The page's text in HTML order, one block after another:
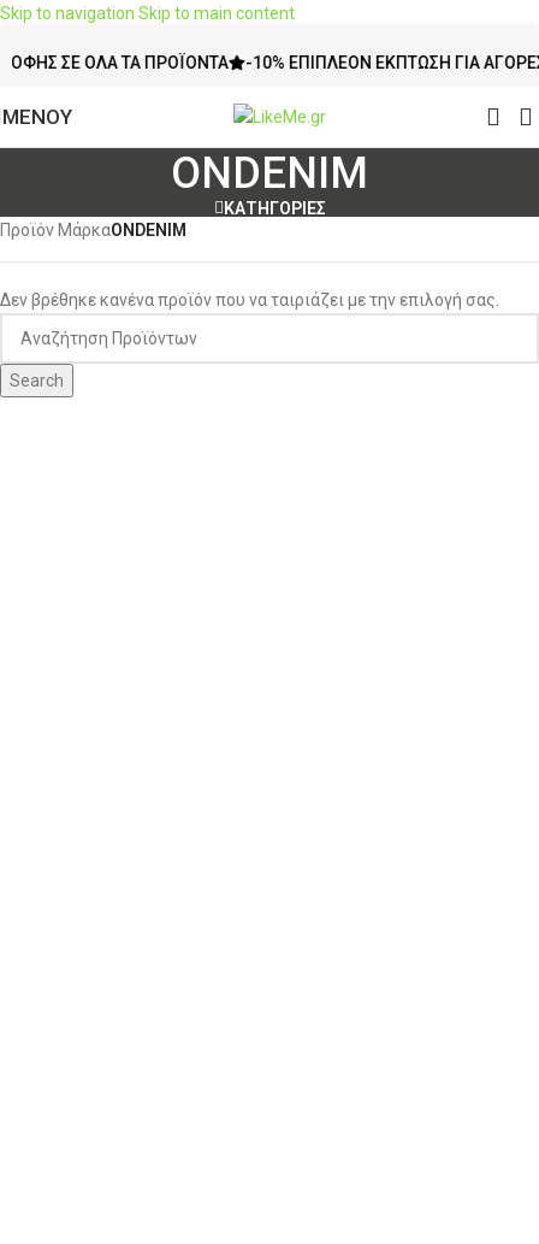
Skip to navigation Skip to main content
ΣΕ ΌΛΑ ΤΑ ΠΡΟΪΌΝΤΑ -10% ΕΠΙΠΛΈΟΝ ΈΚΠΤΩΣΗ ΓΙΑ ΑΓΟΡΈΣ 2
ΜΕΝΟΥ
ONDENIM
ΚΑΤΗΓΟΡΙΕΣ
Προϊόν ΜάρκαONDENIM
Δεν βρέθηκε κανένα προϊόν που να ταιριάζει με την επιλογή σας.
Search